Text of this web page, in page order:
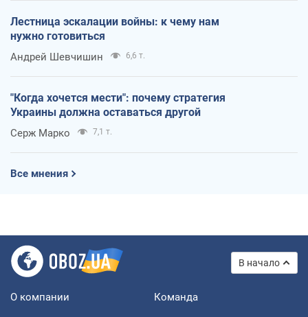
Лестница эскалации войны: к чему нам
нужно готовиться
Андрей Шевчишин 6,6 т.
"Когда хочется мести": почему стратегия
Украины должна оставаться другой
Серж Марко 7,1 т.
Все мнения
В начало
О компании Команда